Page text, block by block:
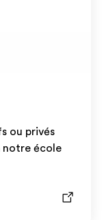
ou privés
notre école